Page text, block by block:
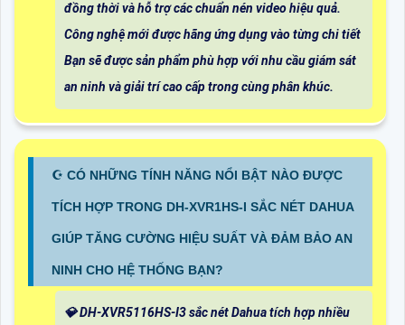
đồng thời và hỗ trợ các chuẩn nén video hiệu quả.
Công nghệ mới được hãng ứng dụng vào từng chi tiết
Bạn sẽ được sản phẩm phù hợp với nhu cầu giám sát
an ninh và giải trí cao cấp trong cùng phân khúc.
☪ CÓ NHỮNG TÍNH NĂNG NỔI BẬT NÀO ĐƯỢC
TÍCH HỢP TRONG DH-XVR1HS-I SẮC NÉT DAHUA
GIÚP TĂNG CƯỜNG HIỆU SUẤT VÀ ĐẢM BẢO AN
NINH CHO HỆ THỐNG BẠN?
💎 DH-XVR5116HS-I3 sắc nét Dahua tích hợp nhiều